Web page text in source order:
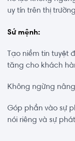
uy tín trên thị
Sứ mệnh:
Tạo niềm tin
tăng cho khách
Không ngừng
Góp phần vào sự
nói riêng và sự